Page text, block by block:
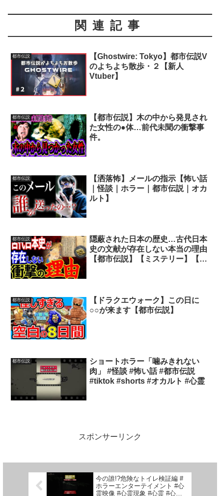
関連記事
都市伝説
【Ghostwire: Tokyo】都市伝説V
のよちよち散歩・２【新人
Vtuber】
都市伝説
【都市伝説】木の中から発見され
た女性の●体…前代未聞の衝撃事
件。
都市伝説
【洒落怖】メールの指示【怖い話
｜怪談｜ホラー｜都市伝説｜オカ
ルト】
都市伝説
隠蔽された日本の歴史…古代日本
史の文献が存在しない本当の理由
【都市伝説】【ミステリー】【ぞ
都市伝説
【ドラクエウォーク】この日に
○○が来ます【都市伝説】
都市伝説
ショートホラー「噛みきれない
肉」 #怪談 #怖い話 #都市伝説
#tiktok #shorts #オカルト #心霊
スポンサーリンク
今の誰!?危険なトイレ検証編 #
ホラーエンターテイメント #心
霊映像 #心霊現象 #心霊 #心霊